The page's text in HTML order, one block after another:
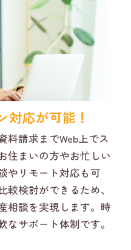
対応が可能！
料請求までWeb上でス
住まいの方やお忙しい
やリモート対応も可
検討ができるため、
相談を実現します。時
サポート体制です。